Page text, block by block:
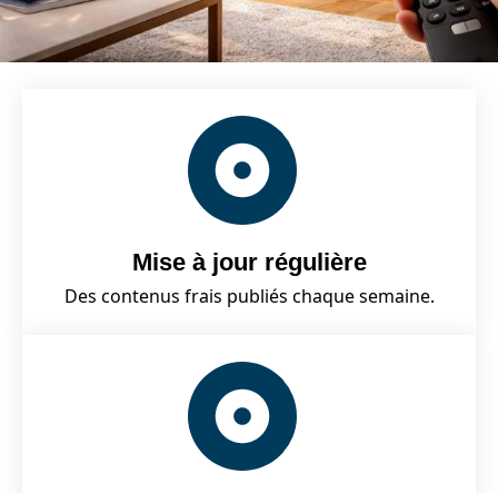
Mise à jour régulière
Des contenus frais publiés chaque semaine.